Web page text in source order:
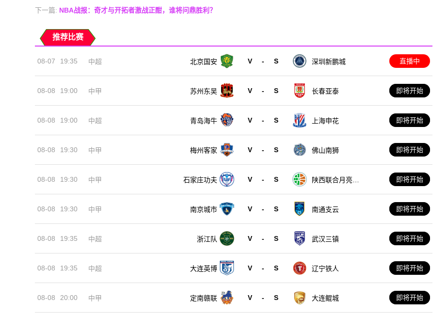
下一篇: NBA战报：奇才与开拓者激战正酣，谁将问鼎胜利？
推荐比赛
08-07 19:35 中超 北京国安 V - S 深圳新鹏城 直播中
08-08 19:00 中甲 苏州东吴 V - S 长春亚泰 即将开始
08-08 19:00 中超 青岛海牛 V - S 上海申花 即将开始
08-08 19:30 中甲 梅州客家 V - S 佛山南狮 即将开始
08-08 19:30 中甲 石家庄功夫 V - S
陕西联合月亮泊
即将开始
08-08 19:30 中甲 南京城市 V - S 南通支云 即将开始
08-08 19:35 中超 浙江队 V - S 武汉三镇 即将开始
08-08 19:35 中超 大连英博 V - S 辽宁铁人 即将开始
08-08 20:00 中甲 定南赣联 V - S 大连鲲城 即将开始